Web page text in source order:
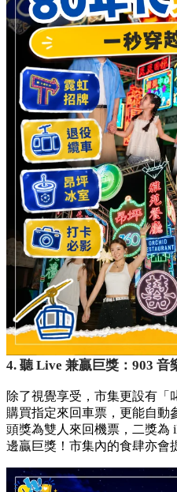
4. 聽 Live 兼贏巨獎：903 音
除了視覺享受，市集更設有「
購買指定來回車票，更能自動
頭獎為雙人來回機票，二獎為
邊贏巨獎！市集內的食肆亦會